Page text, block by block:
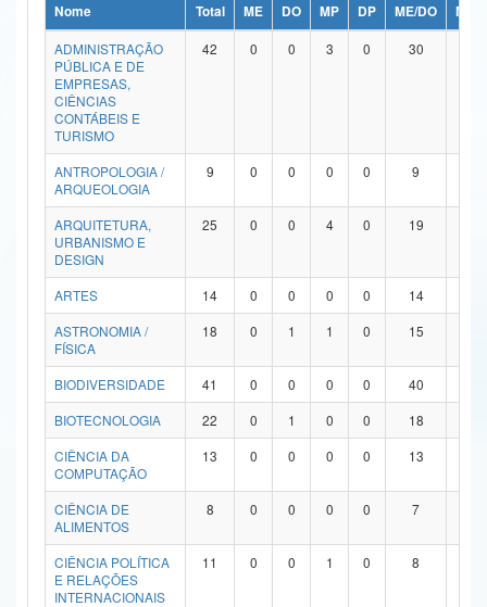
Ministério da Ciência, Tecnologia, Inovações e Comunicações
Ministério do Meio Ambiente
Ministério do Turismo
Ministério do Desenvolvimento Regional
Controladoria-Geral da União
Ministério da Mulher, da Família e dos Direitos Humanos
Secretaria de Governo
Advocacia-Geral da União
Banco Central do Brasil
Nome Total ME DO MP DP ME/DO
MP/
ADMINISTRAÇÃO
PÚBLICA E DE
EMPRESAS,
CIÊNCIAS
CONTÁBEIS E
TURISMO
42 0 0 3 0 30
ANTROPOLOGIA /
ARQUEOLOGIA
9 0 0 0 0 9
ARQUITETURA,
URBANISMO E
DESIGN
25 0 0 4 0 19
ARTES 14 0 0 0 0 14
ASTRONOMIA /
FÍSICA
18 0 1 1 0 15
BIODIVERSIDADE 41 0 0 0 0 40
BIOTECNOLOGIA
22 0 1 0 0 18
CIÊNCIA DA
COMPUTAÇÃO
13 0 0 0 0 13
CIÊNCIA DE
ALIMENTOS
8 0 0 0 0 7
CIÊNCIA POLÍTICA
E RELAÇÕES
INTERNACIONAIS
11 0 0 1 0 8